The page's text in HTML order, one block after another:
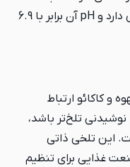
pH: کافئین خاصیتی کمی قلیایی دارد و pH آن برابر با 6.9
و کاکائو ارتباط
تلخ‌تر باشد،
این تلخی ذاتی
غذایی برای تنظیم